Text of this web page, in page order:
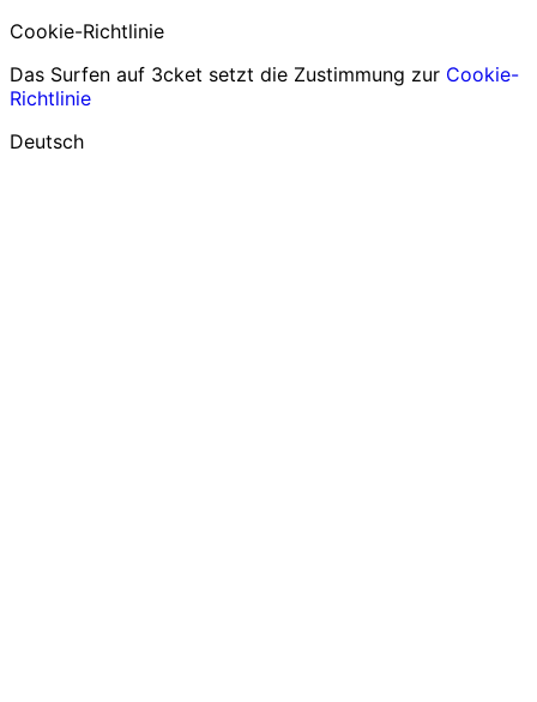
Cookie-Richtlinie
Das Surfen auf 3cket setzt die Zustimmung zur Cookie-
Richtlinie
Deutsch